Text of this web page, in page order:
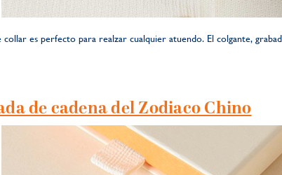
collar es perfecto para realzar cualquier atuendo. El colgante,
de cadena del Zodiaco Chino